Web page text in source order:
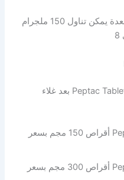
بالنسبة للجرعة في حالات قرحة المعدة يمكن تناول 150 ملجرام
نستعرض الان سعر بيبتاك أقراص Peptac Tablets بعد غلاء
سعر بيبتاك Peptac Tablets أقراص 150 مجم بسعر
سعر بيبتاك Peptac Tablets أقراص 300 مجم بسعر